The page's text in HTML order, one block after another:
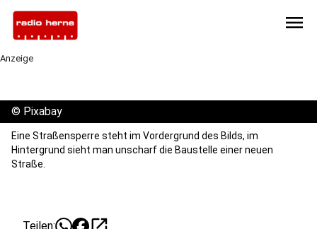
menu
Anzeige
© Pixabay
Eine Straßensperre steht im Vordergrund des Bilds, im
Hintergrund sieht man unscharf die Baustelle einer neuen
Straße.
Teilen: